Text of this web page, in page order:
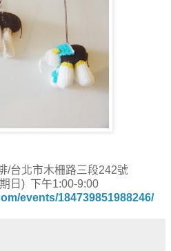
/台北市木柵路三段242號
日) 下午1:00-9:00
events/184739851988246/